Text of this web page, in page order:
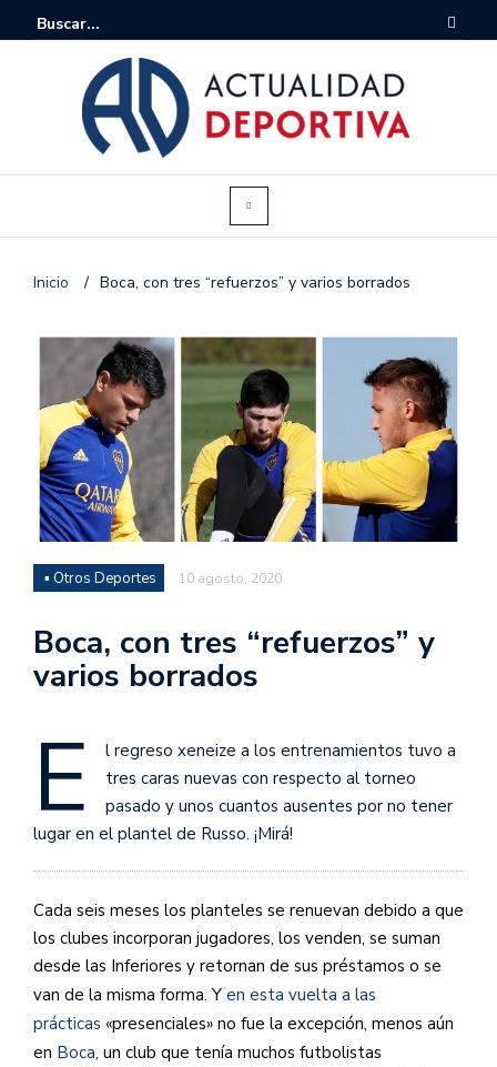
Inicio / Boca, con tres “refuerzos” y varios borrados
▪ Otros Deportes 10 agosto, 2020
Boca, con tres “refuerzos” y
varios borrados
E
l regreso xeneize a los entrenamientos tuvo a
tres caras nuevas con respecto al torneo
pasado y unos cuantos ausentes por no tener
lugar en el plantel de Russo. ¡Mirá!
Cada seis meses los planteles se renuevan debido a que
los clubes incorporan jugadores, los venden, se suman
desde las Inferiores y retornan de sus préstamos o se
van de la misma forma. Y en esta vuelta a las
prácticas «presenciales» no fue la excepción, menos aún
en Boca, un club que tenía muchos futbolistas